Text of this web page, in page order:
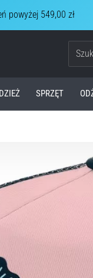
powyżej 549,00 zł
SPRZĘT